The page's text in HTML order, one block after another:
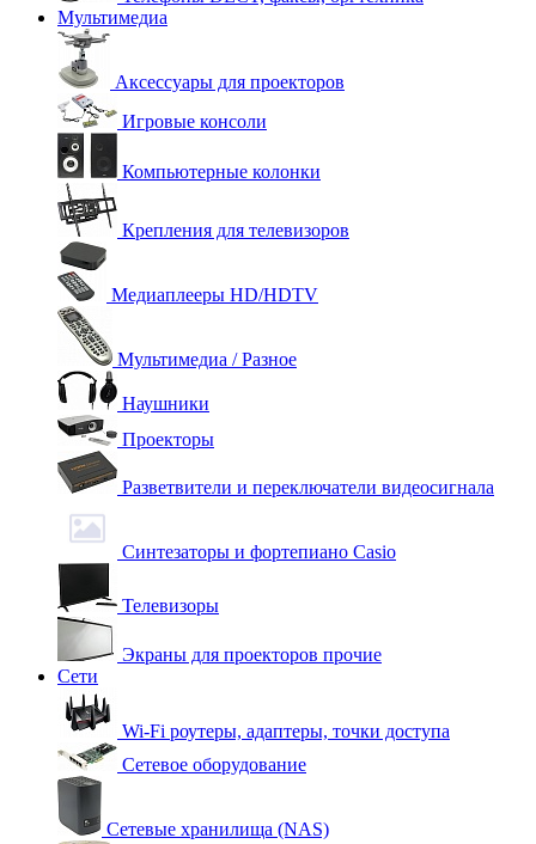
Мультимедиа
Аксессуары для проекторов
Игровые консоли
Компьютерные колонки
Крепления для телевизоров
Медиаплееры HD/HDTV
Мультимедиа / Разное
Наушники
Проекторы
Разветвители и переключатели видеосигнала
Синтезаторы и фортепиано Casio
Телевизоры
Экраны для проекторов прочие
Сети
Wi-Fi роутеры, адаптеры, точки доступа
Сетевое оборудование
Сетевые хранилища (NAS)